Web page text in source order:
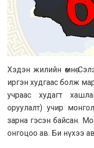
Хэдэн жилийн өмнө
иргэн худгаас болж
учраас худагт
оруулалт) учир
зарна гэсэн байсан.
онгоцоо ав. Би нүхээ